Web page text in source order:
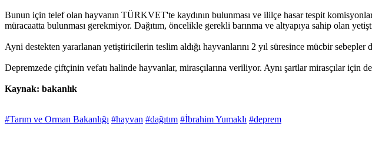
Bunun için telef olan hayvanın TÜRKVET'te kaydının bulunması ve ililçe hasar tespit
müracaatta bulunması gerekmiyor. Dağıtım, öncelikle gerekli barınma ve altyapıya sahip olan
Ayni destekten yararlanan yetiştiricilerin teslim aldığı hayvanlarını 2 yıl süresince mücbir sebepler
Depremzede çiftçinin vefatı halinde hayvanlar, mirasçılarına veriliyor. Aynı şartlar mirasçılar için
Kaynak: bakanlık
#Tarım ve Orman Bakanlığı #hayvan #dağıtım #İbrahim Yumaklı #deprem